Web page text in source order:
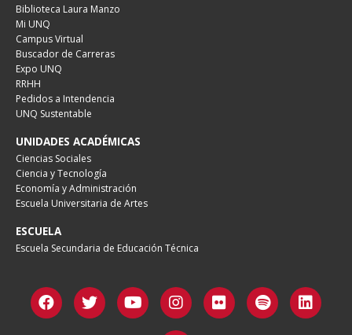
Biblioteca Laura Manzo
Mi UNQ
Campus Virtual
Buscador de Carreras
Expo UNQ
RRHH
Pedidos a Intendencia
UNQ Sustentable
UNIDADES ACADÉMICAS
Ciencias Sociales
Ciencia y Tecnología
Economía y Administración
Escuela Universitaria de Artes
ESCUELA
Escuela Secundaria de Educación Técnica